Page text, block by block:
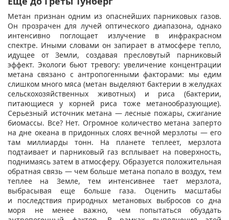
Метан признан одним из опаснейших парниковых газов.
Он прозрачен для лучей оптического диапазона, однако
интенсивно поглощает излучение в инфракрасном
спектре. Иными словами он запирает в атмосфере тепло,
идущее от Земли, создавая пресловутый парниковый
эффект. Экологи бьют тревогу: увеличение концентрации
метана связано с антропогенными факторами: мы едим
слишком много мяса (метан выделяют бактерии в желудках
сельскохозяйственных животных) и риса (бактерии,
питающиеся у корней риса тоже метанообразующие).
Серьезный источник метана — лесные пожары, сжигание
биомассы. Все? Нет. Огромное количество метана заперто
на дне океана в придонных слоях вечной мерзлоты — его
там миллиарды тонн. На планете теплеет, мерзлота
подтаивает и парниковый газ всплывает на поверхность,
поднимаясь затем в атмосферу. Образуется положительная
обратная связь — чем больше метана попало в воздух, тем
теплее на Земле, тем интенсивнее тает мерзлота,
выбрасывая еще больше газа. Оценить масштабы
и последствия природных метановых выбросов со дна
моря не менее важно, чем попытаться обуздать